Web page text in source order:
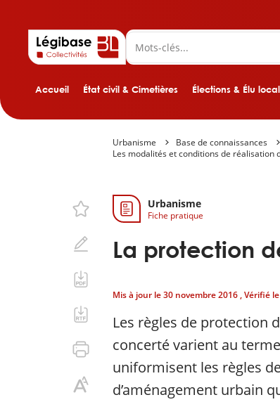
Accueil État civil & Cimetières Élections & Élu local
Urbanisme Base de connaissances
Les modalités et conditions de réalisation
Urbanisme
Fiche pratique
La protection
Mis à jour le30 novembre 2016 , Vérifié le
Les règles de protection
concerté varient au
uniformisent les règles
d’aménagement urbain